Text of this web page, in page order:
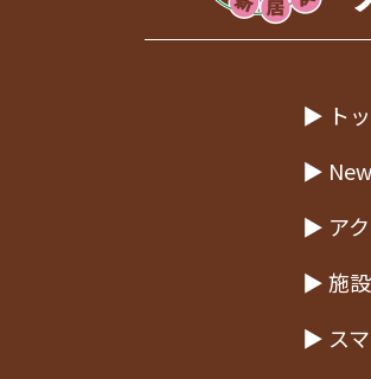
▶ ト
▶
▶ ア
▶ 施
▶ ス